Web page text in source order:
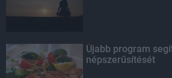
Újabb program
népszerűsítését